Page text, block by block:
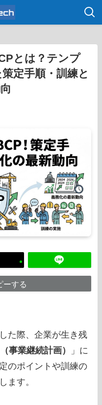
とは？テンプ
定手順・訓練と
ーする
た際、企業が生き残
事業継続計画）
」に
のポイントや訓練の
ます。